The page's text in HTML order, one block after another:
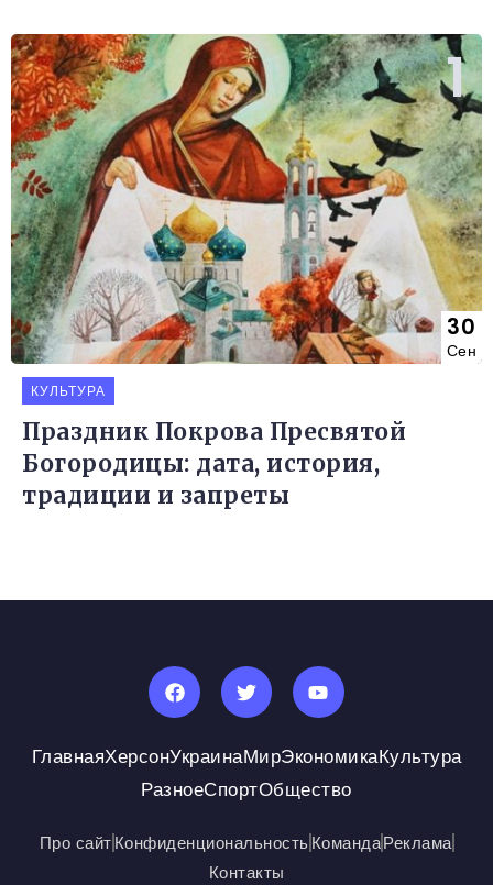
30
Сен
КУЛЬТУРА
Праздник Покрова Пресвятой
Богородицы: дата, история,
традиции и запреты
ГлавнаяХерсонУкраинаМирЭкономикаКультура
РазноеСпортОбщество
Про сайтКонфиденциональностьКомандаРеклама
Контакты